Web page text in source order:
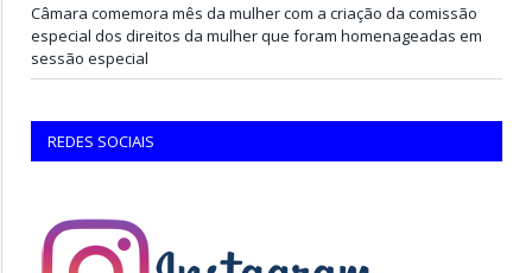
Câmara comemora mês da mulher com a criação da comissão
especial dos direitos da mulher que foram homenageadas em
sessão especial
REDES SOCIAIS